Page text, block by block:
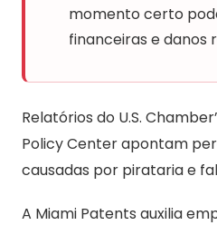
momento certo
financeiras e danos
Relatórios do U.S.
Policy Center apontam
causadas por pirataria e
A Miami Patents auxilia